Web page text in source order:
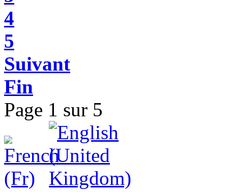
4
5
Suivant
Fin
Page 1 sur 5